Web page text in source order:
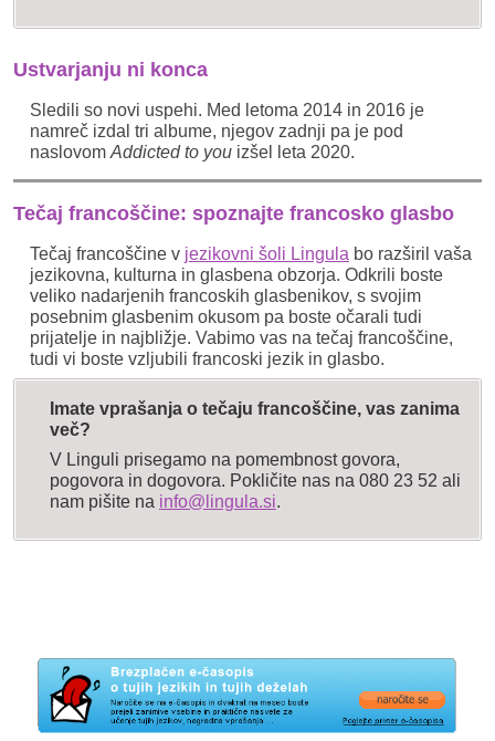
Ustvarjanju ni konca
Sledili so novi uspehi. Med letoma 2014 in 2016 je
namreč izdal tri albume, njegov zadnji pa je pod
naslovom Addicted to you izšel leta 2020.
Tečaj francoščine: spoznajte francosko glasbo
Tečaj francoščine v jezikovni šoli Lingula bo razširil vaša
jezikovna, kulturna in glasbena obzorja. Odkrili boste
veliko nadarjenih francoskih glasbenikov, s svojim
posebnim glasbenim okusom pa boste očarali tudi
prijatelje in najbližje. Vabimo vas na tečaj francoščine,
tudi vi boste vzljubili francoski jezik in glasbo.
Imate vprašanja o tečaju francoščine, vas zanima
več?
V Linguli prisegamo na pomembnost govora,
pogovora in dogovora. Pokličite nas na 080 23 52 ali
nam pišite na info@lingula.si.